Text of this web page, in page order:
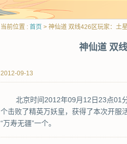
当前位置 : 首页 > 神仙道 双线426区玩家：土
神仙道 双
2012-09-13
北京时间2012年09月12日23点
个击败了精英万妖皇，获得了本次开
“万寿无疆”一个。